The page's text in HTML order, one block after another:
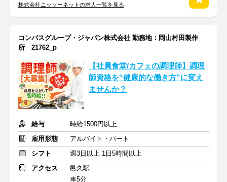
株式会社ニッソーネットの求人一覧を見る
コンパスグループ・ジャパン株式会社 勤務地：岡山村田製作
所 21762_p
【社員食堂/カフェの調理師】調理
師資格を“健康的な働き方”に変え
ませんか？
給与
時給1500円以上
雇用形態
アルバイト・パート
シフト
週3日以上 1日5時間以上
アクセス
邑久駅
車5分